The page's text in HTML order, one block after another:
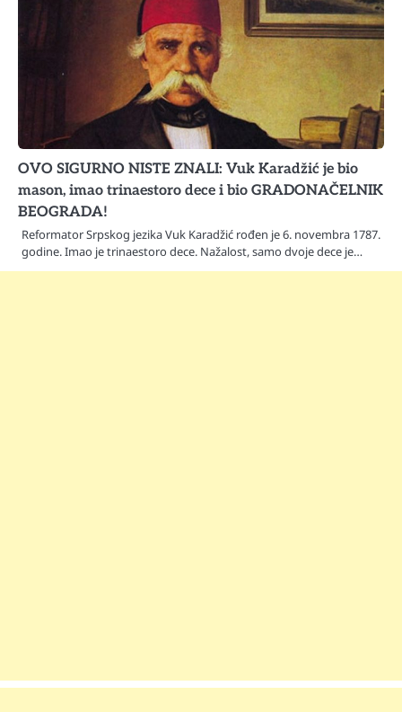
OVO SIGURNO NISTE ZNALI: Vuk Karadžić je bio
mason, imao trinaestoro dece i bio GRADONAČELNIK
BEOGRADA!
Reformator Srpskog jezika Vuk Karadžić rođen je 6. novembra 1787.
godine. Imao je trinaestoro dece. Nažalost, samo dvoje dece je…